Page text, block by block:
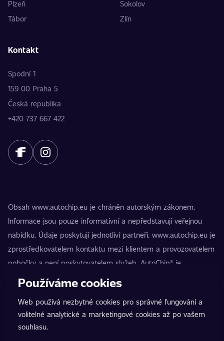
Plzeň
Sokolov
Tábor
Zlín
Kontakt
Spodní 1
159 00 Praha 5
Česká republika
+420 737 667 422
Obsah www.autochip.eu je chráněn autorským zákonem.
Informace jsou pouze informativní a nepředstavují veřejnou
nabídku. Údaje poskytují jednotliví partneři. www.autochip.eu je
zprostředkovatelem kontaktu mezi klientem a provozovatelem
pobočky a není poskytovatelem služeb. AutoChip® je
registrovaná ochranná známka Petra Kučery. Úpravy, které
nezpůsobilosti vozidla k provozu na pozemních komunikacích.
Přesné informace poskytuje vždy konkrétní provozovatel
pobočky.
Používáme cookies
Web používá nezbytné cookies pro správné fungování a
volitelné analytické a marketingové cookies až po vašem
souhlasu.